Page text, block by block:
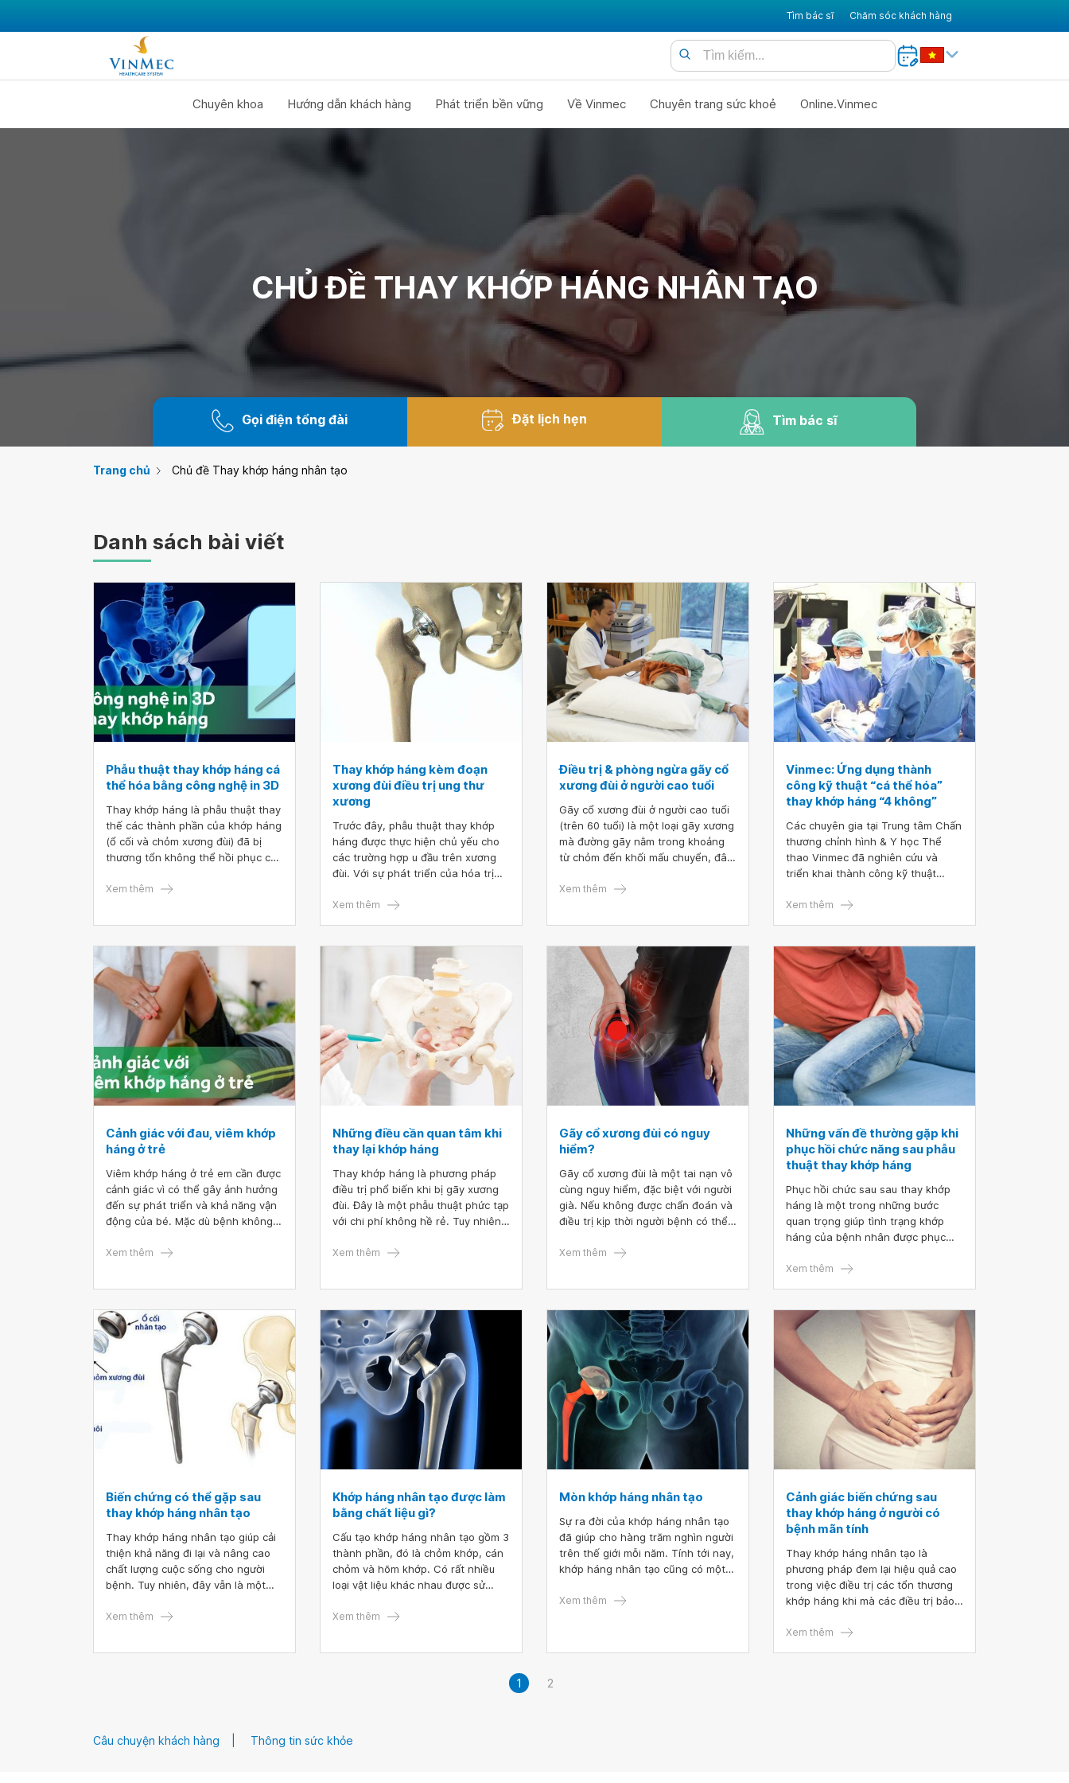
Tìm bác sĩ Chăm sóc khách hàng
Chuyên khoa Hướng dẫn khách hàng Phát triển bền vững Về Vinmec Chuyên trang sức khoẻ Online.Vinmec
CHỦ ĐỀ THAY KHỚP HÁNG NHÂN TẠO
Gọi điện tổng đài Đặt lịch hẹn Tìm bác sĩ
Trang chủ Chủ đề Thay khớp háng nhân tạo
Danh sách bài viết
Phẫu thuật thay khớp háng cá
thể hóa bằng công nghệ in 3D
Thay khớp háng là phẫu thuật thay
thế các thành phần của khớp háng
(ổ cối và chỏm xương đùi) đã bị
thương tổn không thể hồi phục của
liệu nhân tạo. Thay khớp háng là
cơ mất đi khả năng đi lại.
Xem thêm
Thay khớp háng kèm đoạn
xương đùi điều trị ung thư
xương
Trước đây, phẫu thuật thay khớp
háng được thực hiện chủ yếu cho
các trường hợp u đầu trên xương
đùi. Với sự phát triển của hóa trị
các khối u ác tính đã cải thiện đáng
Xem thêm
Điều trị & phòng ngừa gãy cổ
xương đùi ở người cao tuổi
Gãy cổ xương đùi ở người cao tuổi
(trên 60 tuổi) là một loại gãy xương
mà đường gãy nằm trong khoảng
từ chỏm đến khối mấu chuyển, đây
thương mạch máu kèm theo, nhất
Xem thêm
Vinmec: Ứng dụng thành
công kỹ thuật “cá thể hóa”
thay khớp háng “4 không”
Các chuyên gia tại Trung tâm Chấn
thương chỉnh hình & Y học Thể
thao Vinmec đã nghiên cứu và
triển khai thành công kỹ thuật
điểm của từng bệnh nhân”. Với kỹ
không đau, không truyền máu,
không phải sử dụng kháng sinh và
không phải nằm lâu tại chỗ sau
phẫu thuật.
Xem thêm
Cảnh giác với đau, viêm khớp
háng ở trẻ
Viêm khớp háng ở trẻ em cần được
cảnh giác vì có thể gây ảnh hưởng
đến sự phát triển và khả năng vận
động của bé. Mặc dù bệnh không
nếu không được phát hiện và điều
Xem thêm
Những điều cần quan tâm khi
thay lại khớp háng
Thay khớp háng là phương pháp
điều trị phổ biến khi bị gãy xương
đùi. Đây là một phẫu thuật phức tạp
với chi phí không hề rẻ. Tuy nhiên,
có thời hạn sử dụng trung bình
cơ thay lại khớp háng.
Xem thêm
Gãy cổ xương đùi có nguy
hiểm?
Gãy cổ xương đùi là một tai nạn vô
cùng nguy hiểm, đặc biệt với người
già. Nếu không được chẩn đoán và
điều trị kịp thời người bệnh có thể
chứng khi phải nằm bất động lâu
Xem thêm
Những vấn đề thường gặp khi
phục hồi chức năng sau phẫu
thuật thay khớp háng
Phục hồi chức sau sau thay khớp
háng là một trong những bước
quan trọng giúp tình trạng khớp
háng của bệnh nhân được phục
thuật thay khớp háng.
Xem thêm
Biến chứng có thể gặp sau
thay khớp háng nhân tạo
Thay khớp háng nhân tạo giúp cải
thiện khả năng đi lại và nâng cao
chất lượng cuộc sống cho người
bệnh. Tuy nhiên, đây vẫn là một
bởi các bác sĩ chuyên khoa Chấn
Xem thêm
Khớp háng nhân tạo được làm
bằng chất liệu gì?
Cấu tạo khớp háng nhân tạo gồm 3
thành phần, đó là chỏm khớp, cán
chỏm và hõm khớp. Có rất nhiều
loại vật liệu khác nhau được sử
trên. Việc lựa chọn loại vật liệu nào
Xem thêm
Mòn khớp háng nhân tạo
Sự ra đời của khớp háng nhân tạo
đã giúp cho hàng trăm nghìn người
trên thế giới mỗi năm. Tính tới nay,
khớp háng nhân tạo cũng có một
nhỏ, giúp cho khớp ngày càng đem
Xem thêm
Cảnh giác biến chứng sau
thay khớp háng ở người có
bệnh mãn tính
Thay khớp háng nhân tạo là
phương pháp đem lại hiệu quả cao
trong việc điều trị các tổn thương
khớp háng khi mà các điều trị bảo
trạng bệnh. Đối với những bệnh
Xem thêm
1 2
Câu chuyện khách hàng Thông tin sức khỏe